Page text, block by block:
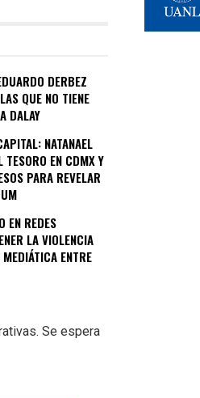
DERBEZ
QUE NO TIENE
DALAY
NATANAEL
TESORO EN CDMX Y
PARA REVELAR
EN REDES
LA VIOLENCIA
ENTRE
Se espera